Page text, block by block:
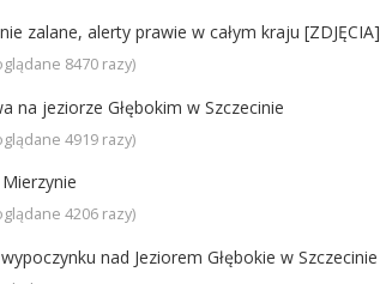
zalane, alerty prawie w całym kraju [ZDJĘCIA]
8470 razy)
na jeziorze Głębokim w Szczecinie
4919 razy)
4206 razy)
nad Jeziorem Głębokie w Szczecinie